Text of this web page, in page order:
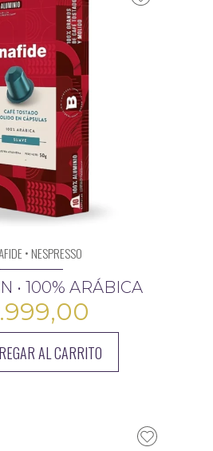
• NESPRESSO
• 100% ARÁBICA
AL CARRITO